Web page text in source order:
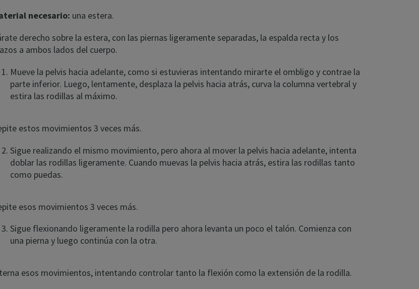
necesario: una estera.
derecho sobre la estera, con las piernas ligeramente separadas, la espalda recta y los
a ambos lados del cuerpo.
Mueve la pelvis hacia adelante, como si estuvieras intentando mirarte el ombligo y contrae la
parte inferior. Luego, lentamente, desplaza la pelvis hacia atrás, curva la columna vertebral y
estira las rodillas al máximo.
estos movimientos 3 veces más.
Sigue realizando el mismo movimiento, pero ahora al mover la pelvis hacia adelante, intenta
doblar las rodillas ligeramente. Cuando muevas la pelvis hacia atrás, estira las rodillas tanto
como puedas.
esos movimientos 3 veces más.
Sigue flexionando ligeramente la rodilla pero ahora levanta un poco el talón. Comienza con
una pierna y luego continúa con la otra.
esos movimientos, intentando controlar tanto la flexión como la extensión de la rodilla.